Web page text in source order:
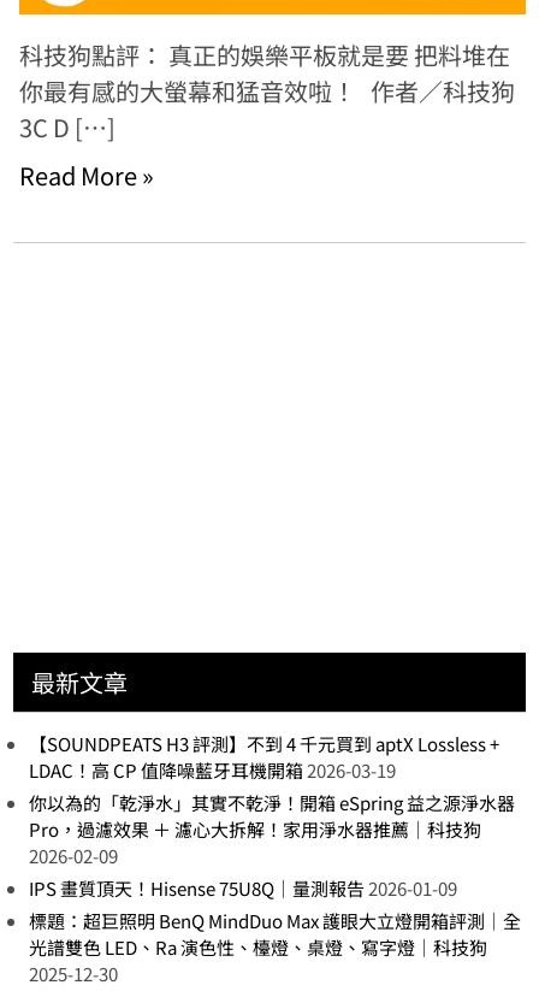
科技狗點評： 真正的娛樂平板就是要 把料堆在
你最有感的大螢幕和猛音效啦！ 作者／科技狗
3C D […]
Read More »
最新文章
【SOUNDPEATS H3 評測】不到 4 千元買到 aptX Lossless +
LDAC！高 CP 值降噪藍牙耳機開箱2026-03-19
你以為的「乾淨水」其實不乾淨！開箱 eSpring 益之源淨水器
Pro，過濾效果 ＋ 濾心大拆解！家用淨水器推薦｜科技狗
2026-02-09
IPS 畫質頂天！Hisense 75U8Q｜量測報告2026-01-09
標題：超巨照明 BenQ MindDuo Max 護眼大立燈開箱評測｜全
光譜雙色 LED、Ra 演色性、檯燈、桌燈、寫字燈｜科技狗
2025-12-30